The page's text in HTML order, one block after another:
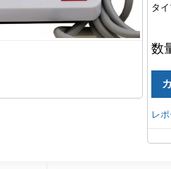
タ
数
レ